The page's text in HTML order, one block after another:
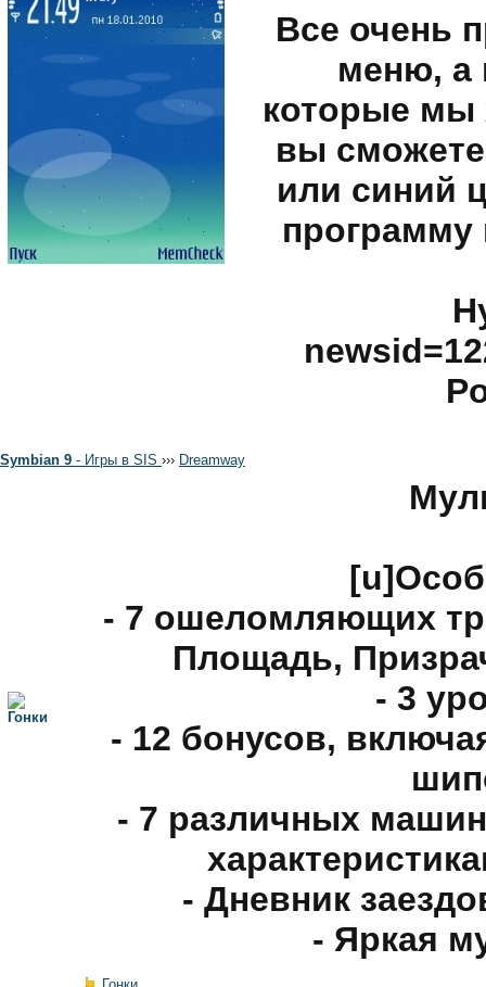
Все очень
меню, а
которые мы
вы
или синий
программу
Symbian 9 - Игры в SIS ››› Dreamway
- 7 ошеломляющих
Площадь,
- 3
- 12 бонусов,
- 7 различных
- Дневник
- Яркая